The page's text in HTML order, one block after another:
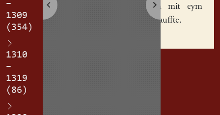
–
1309
(354)
1310
–
1319
(86)
erplichen mit eym
wass(er)lauffte.